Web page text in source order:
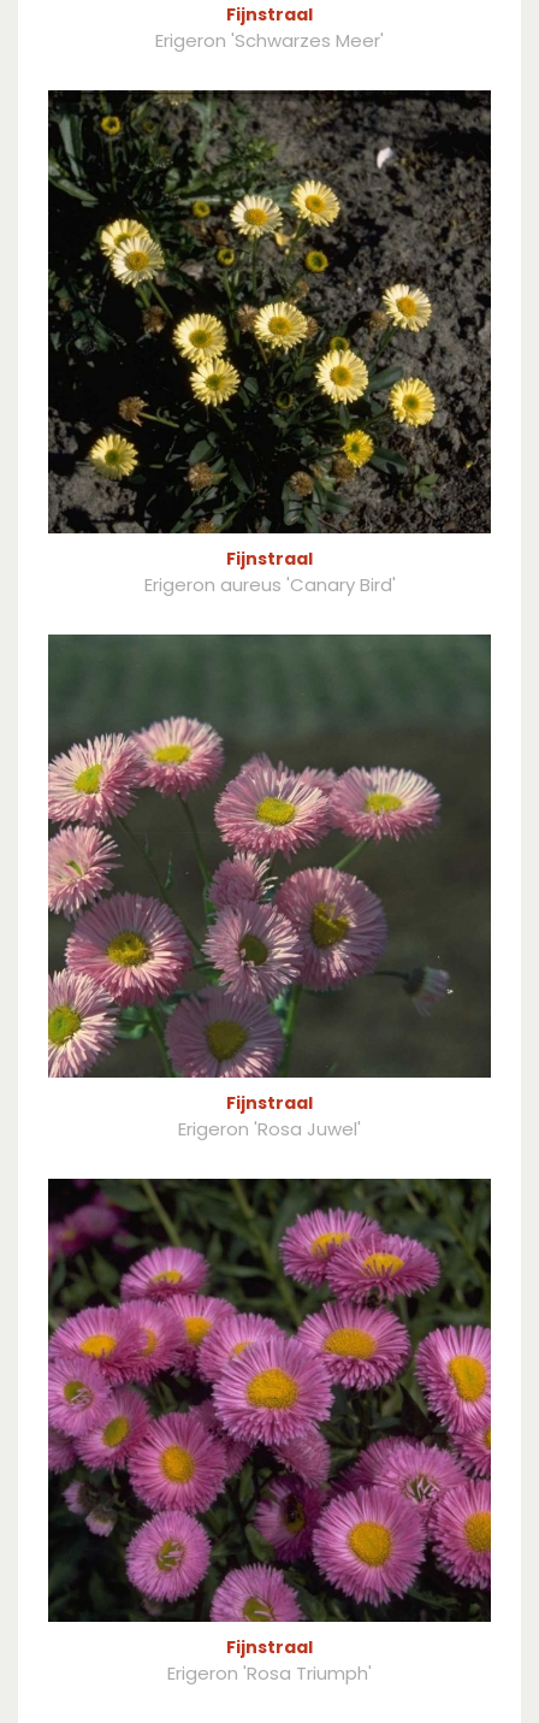
Fijnstraal
Erigeron 'Schwarzes Meer'
Fijnstraal
Erigeron aureus 'Canary Bird'
Fijnstraal
Erigeron 'Rosa Juwel'
Fijnstraal
Erigeron 'Rosa Triumph'